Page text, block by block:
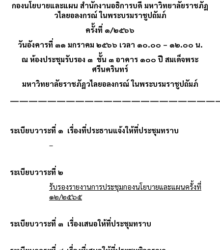
กองนโยบายและแผน สำนักงานอธิการบดี มหาวิทยาลัยราชภัฏ
วไลยอลงกรณ์ ในพระบรมราชูปถัมภ์
ครั้งที่ ๑/๒๕๖๖
วันอังคารที่ ๓๑ มกราคม ๒๕๖๖ เวลา ๑๐.๐๐ – ๑๒.๐๐ น.
ณ ห้องประชุมรับรอง ๓ ชั้น ๓ อาคาร ๑๐๐ ปี สมเด็จพระ
ศรีนครินทร์
มหาวิทยาลัยราชภัฏวไลยอลงกรณ์ ในพระบรมราชูปถัมภ์
ระเบียบวาระที่ ๑ เรื่องที่ประธานแจ้งให้ที่ประชุมทราบ
–
ระเบียบวาระที่ ๒
รับรองรายงานการประชุมกองนโยบายและแผนครั้งที่
๑๒/๒๕๖๕
ระเบียบวาระที่ ๓ เรื่องเสนอให้ที่ประชุมทราบ